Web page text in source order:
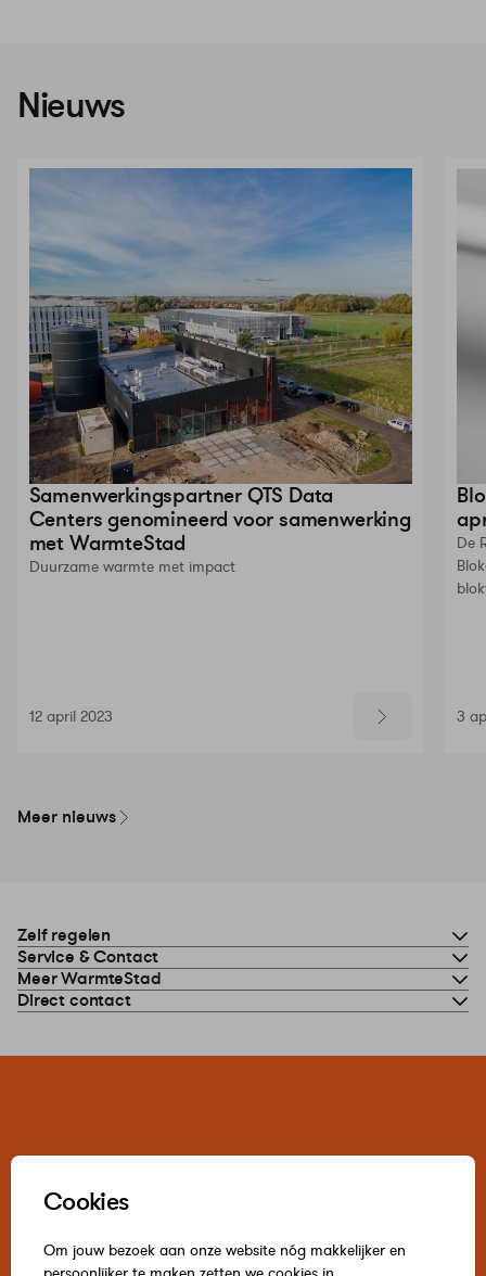
Cookies
Om jouw bezoek aan onze website nóg makkelijker en
Nieuws
Samenwerkingspartner QTS Data
Centers genomineerd voor samenwerking
met WarmteStad
Duurzame warmte met impact
12 april 2023
De
3
Meer nieuws
Zelf regelen
Service & Contact
Meer WarmteStad
Direct contact